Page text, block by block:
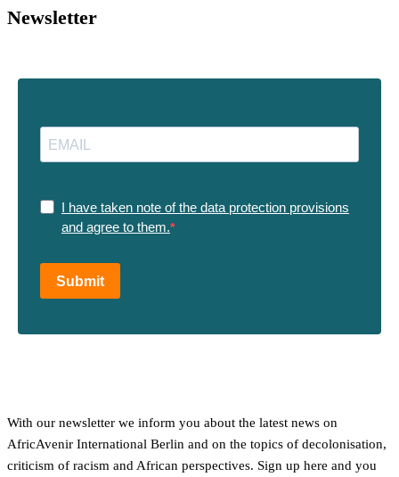
Newsletter
I have taken note of the data protection provisions
and agree to them.
Submit
With our newsletter we inform you about the latest news on
AfricAvenir International Berlin and on the topics of decolonisation,
criticism of racism and African perspectives. Sign up here and you